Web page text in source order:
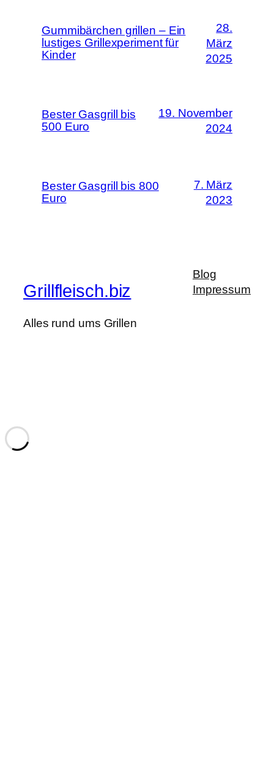
Gummibärchen grillen – Ein
lustiges Grillexperiment für
Kinder
28.
März
2025
Bester Gasgrill bis
500 Euro
19. November
2024
Bester Gasgrill bis 800
Euro
7. März
2023
Grillfleisch.biz
Alles rund ums Grillen
Blog
Impressum